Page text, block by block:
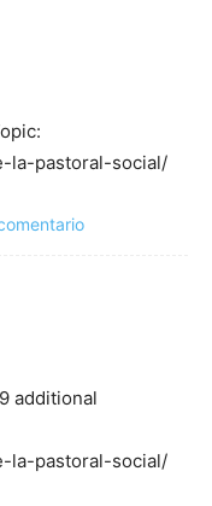
la-pastoral-social/
additional
la-pastoral-social/